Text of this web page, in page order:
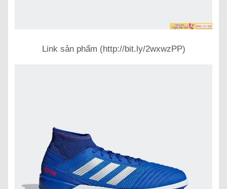
Link sản phẩm (http://bit.ly/2wxwzPP)